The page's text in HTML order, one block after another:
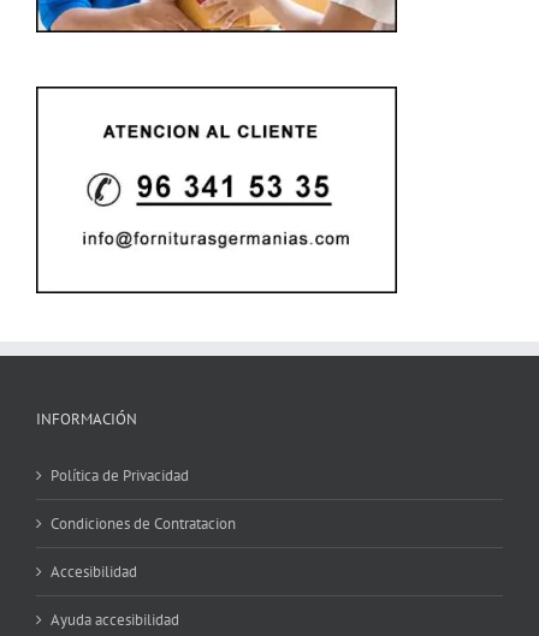
INFORMACIÓN
Política de Privacidad
Condiciones de Contratacion
Accesibilidad
Ayuda accesibilidad